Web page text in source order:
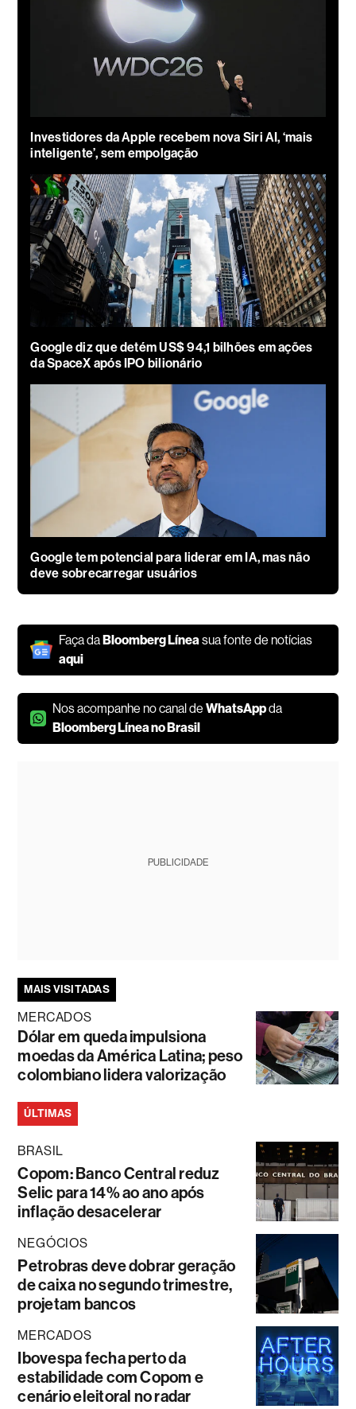
Investidores da Apple recebem nova Siri AI, ‘mais
inteligente’, sem empolgação
Google diz que detém US$ 94,1 bilhões em ações
da SpaceX após IPO bilionário
Google tem potencial para liderar em IA, mas não
deve sobrecarregar usuários
Faça daBloomberg Línea sua fonte de notícias
aqui
Nos acompanhe no canal deWhatsAppda
Bloomberg Línea no Brasil
PUBLICIDADE
MAIS VISITADAS
MERCADOS
Dólar em queda impulsiona
moedas da América Latina; peso
colombiano lidera valorização
ÚLTIMAS
BRASIL
Copom: Banco Central reduz
Selic para 14% ao ano após
inflação desacelerar
NEGÓCIOS
Petrobras deve dobrar geração
de caixa no segundo trimestre,
projetam bancos
MERCADOS
Ibovespa fecha perto da
estabilidade com Copom e
cenário eleitoral no radar